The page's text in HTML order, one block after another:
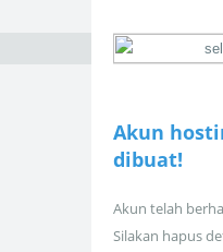
Akun
dibuat!
Akun telah
Silakan hapus